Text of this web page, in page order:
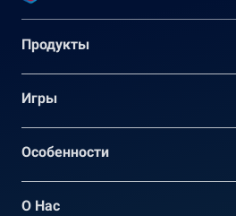
Продукты
Игры
Oсобенности
О Нас